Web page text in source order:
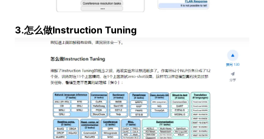
3.怎么做Instruction Tuning